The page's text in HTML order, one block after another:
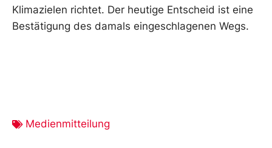
Klimazielen richtet. Der heutige Entscheid ist eine
Bestätigung des damals eingeschlagenen Wegs.
Medienmitteilung